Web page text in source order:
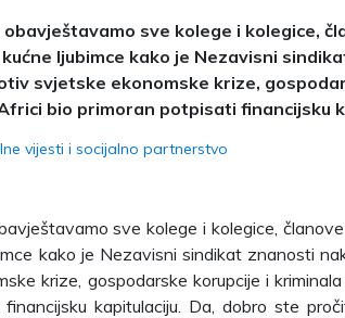
sve kolege i kolegice,
ljubimce kako je Nezavisni
svjetske ekonomske krize,
bio primoran potpisati financijsku
vijesti i socijalno partnerstvo
sve kolege i kolegice,
kako je Nezavisni sindikat znanosti
krize, gospodarske korupcije i
kapitulaciju. Da, dobro ste